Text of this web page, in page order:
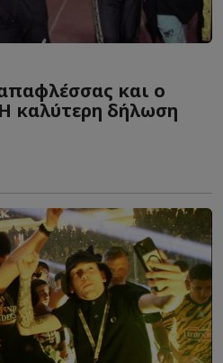
και ο
καλύτερη δήλωση